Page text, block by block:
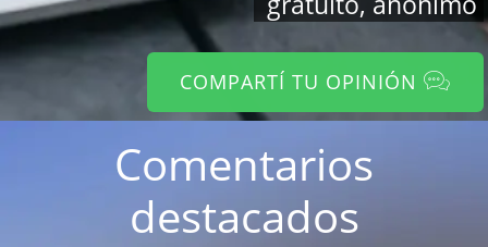
COMPARTÍ TU OPINIÓN
Comentarios
destacados